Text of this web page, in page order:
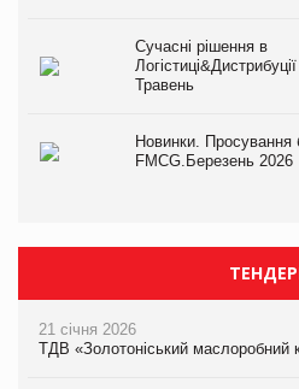
Сучасні рішення в
Травень
Новинки. Просування
FMCG.Березень 2026
21 січня 2026
ТДВ «Золотоніський маслоробний